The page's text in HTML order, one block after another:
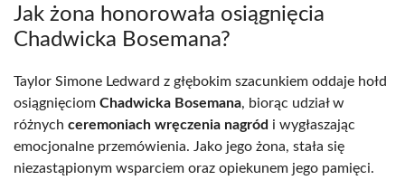
Jak żona honorowała osiągnięcia
Chadwicka Bosemana?
Taylor Simone Ledward z głębokim szacunkiem oddaje hołd
osiągnięciom Chadwicka Bosemana, biorąc udział w
różnych ceremoniach wręczenia nagród i wygłaszając
emocjonalne przemówienia. Jako jego żona, stała się
niezastąpionym wsparciem oraz opiekunem jego pamięci.